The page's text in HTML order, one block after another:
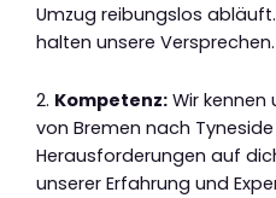
Umzug reibungslos
halten unsere Versprechen.
2. Kompetenz: Wir kennen
von Bremen nach
Herausforderungen auf
unserer Erfahrung und